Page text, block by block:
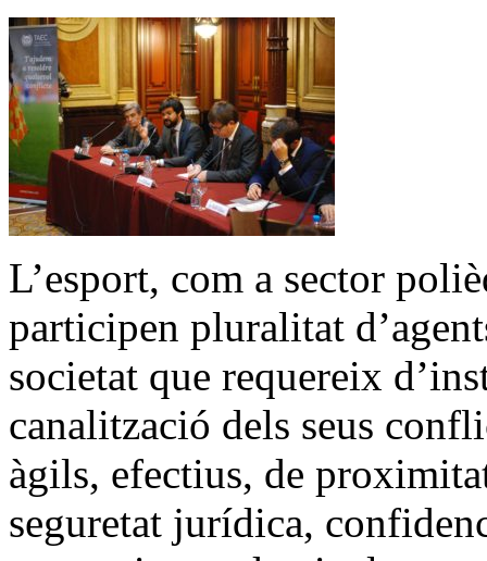
L’esport, com a sector
participen pluralitat
societat que requereix
canalització dels seus
àgils, efectius, de
seguretat jurídica,